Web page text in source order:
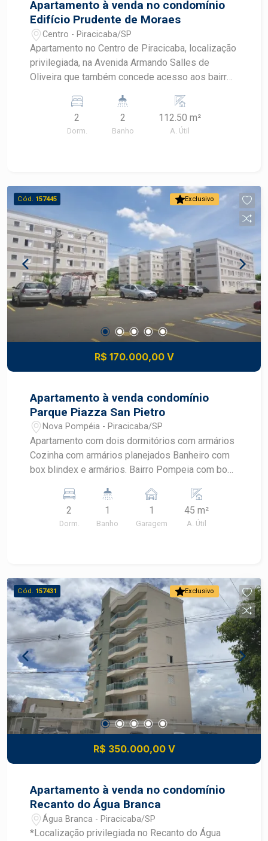
Apartamento à venda no condomínio
Edifício Prudente de Moraes
Centro - Piracicaba/SP
Apartamento no Centro de Piracicaba, localização
privilegiada, na Avenida Armando Salles de
Oliveira que também concede acesso aos bairros
em andar alto e repleto de armários! - 112m² de
área útil; - Ampla sala de TV integrada à sala de
jantar; - Cozinha planejada; - Área de serviço; - 2
2
Dorm.
2
Banho
112.50 m²
A. Útil
Exclusivo
Cód. 157445
R$ 170.000,00 V
Apartamento à venda condomínio
Parque Piazza San Pietro
Nova Pompéia - Piracicaba/SP
Apartamento com dois dormitórios com armários
Cozinha com armários planejados Banheiro com
box blindex e armários. Bairro Pompeia com boa
comércio; ótima opção.
2
Dorm.
1
Banho
1
Garagem
45 m²
A. Útil
Exclusivo
Cód. 157431
R$ 350.000,00 V
Apartamento à venda no condomínio
Recanto do Água Branca
Água Branca - Piracicaba/SP
*Localização privilegiada no Recanto do Água